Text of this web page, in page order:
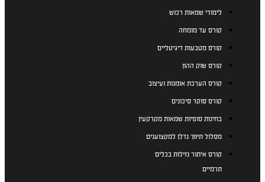
לימודי שמאות רכוש
קורס עד מומחה
קורס מטבעות דיגיטליים
קורס שוק ההון
קורס הערכת אומנות ועיצוב
קורס סוקר סיכונים
בחינות סופיות שמאות מקרקעין
מסלול תיווך נדלן למקצוענים
קורס איתור נזילות בכלים
תרמיים